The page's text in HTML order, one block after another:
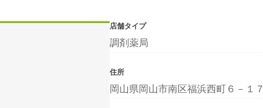
店舗タイプ
調剤薬局
住所
岡山県岡山市南区福浜西町６－１７